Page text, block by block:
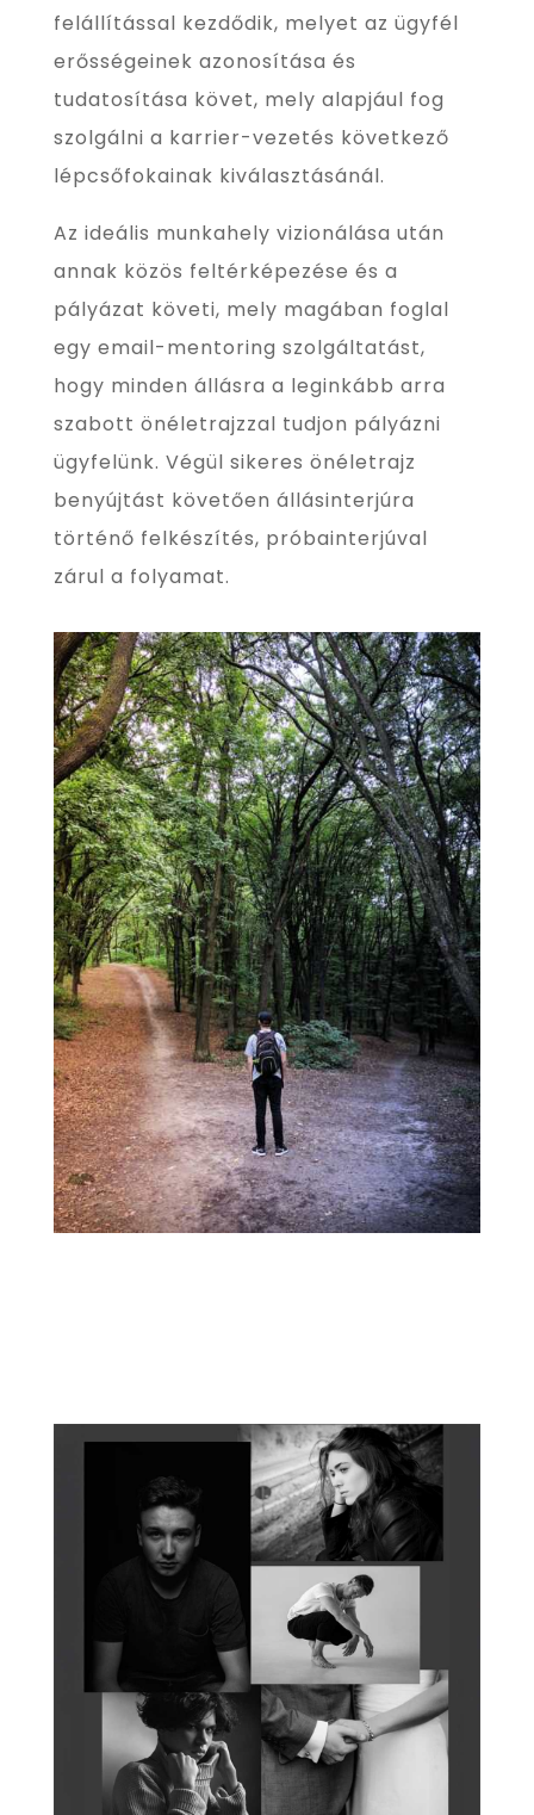
felállítással kezdődik, melyet az ügyfél
erősségeinek azonosítása és
tudatosítása követ, mely alapjául fog
szolgálni a karrier-vezetés következő
lépcsőfokainak kiválasztásánál.
Az ideális munkahely vizionálása után
annak közös feltérképezése és a
pályázat követi, mely magában foglal
egy email-mentoring szolgáltatást,
hogy minden állásra a leginkább arra
szabott önéletrajzzal tudjon pályázni
ügyfelünk. Végül sikeres önéletrajz
benyújtást követően állásinterjúra
történő felkészítés, próbainterjúval
zárul a folyamat.